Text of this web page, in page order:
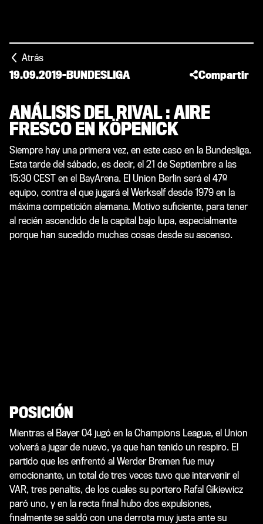
Atrás
19.09.2019-BUNDESLIGA Compartir
ANÁLISIS DEL RIVAL : AIRE
FRESCO EN KÖPENICK
Siempre hay una primera vez, en este caso en la Bundesliga.
Esta tarde del sábado, es decir, el 21 de Septiembre a las
15:30 CEST en el BayArena. El Union Berlin será el 47º
equipo, contra el que jugará el Werkself desde 1979 en la
máxima competición alemana. Motivo suficiente, para tener
al recién ascendido de la capital bajo lupa, especialmente
porque han sucedido muchas cosas desde su ascenso.
POSICIÓN
Mientras el Bayer 04 jugó en la Champions League, el Union
volverá a jugar de nuevo, ya que han tenido un respiro. El
partido que les enfrentó al Werder Bremen fue muy
emocionante, un total de tres veces tuvo que intervenir el
VAR, tres penaltis, de los cuales su portero Rafal Gikiewicz
paró uno, y en la recta final hubo dos expulsiones,
finalmente se saldó con una derrota muy justa ante su